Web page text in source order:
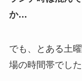
か…
でも、とある土
場の時間帯でした